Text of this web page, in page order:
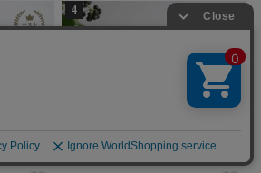
濃焼
4
スープカップ 白化粧削り 陶器 美
濃焼